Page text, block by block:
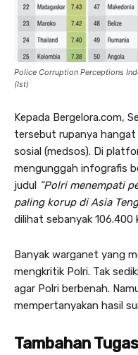
Police Corruption Perceptions
(Ist)
Kepada Bergelora.com,
tersebut rupanya
sosial (medsos). Di
mengunggah infografis
judul ”Polri menempati
paling korup di Asia
dilihat sebanyak 106.400
Banyak warganet yang
mengkritik Polri. Tak
agar Polri berbenah.
mempertanyakan hasil
Tambahan Tugas